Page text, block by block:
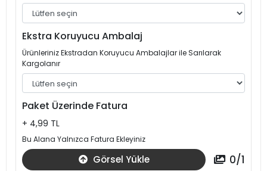
Ekstra Koruyucu Ambalaj
Ürünleriniz Ekstradan Koruyucu Ambalajlar ile Sarılarak
Kargolanır
Paket Üzerinde Fatura
+ 4,99 TL
Bu Alana Yalnızca Fatura Ekleyiniz
Görsel Yükle 0/1